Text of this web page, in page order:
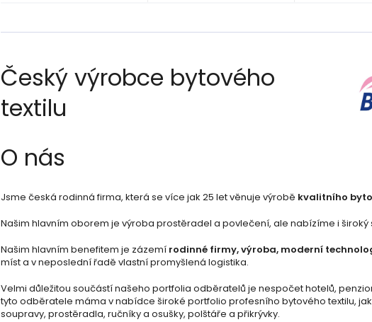
Český výrobce bytového
textilu
O nás
Jsme česká rodinná firma, která se více jak 25 let věnuje výrobě kvalitního
Našim hlavním oborem je výroba prostěradel a povlečení, ale nabízíme i široký
Našim hlavním benefitem je zázemí rodinné firmy, výroba, moderní
míst a v neposlední řadě vlastní promyšlená logistika.
Velmi důležitou součástí našeho portfolia odběratelů je nespočet hotelů,
tyto odběratele máma v nabídce široké portfolio profesního bytového textilu,
soupravy, prostěradla, ručníky a osušky, polštáře a přikrývky.